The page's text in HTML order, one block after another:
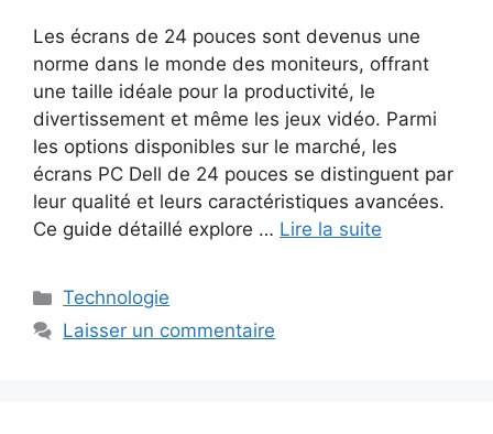
Les écrans de 24 pouces sont devenus une
norme dans le monde des moniteurs, offrant
une taille idéale pour la productivité, le
divertissement et même les jeux vidéo. Parmi
les options disponibles sur le marché, les
écrans PC Dell de 24 pouces se distinguent par
leur qualité et leurs caractéristiques avancées.
Ce guide détaillé explore … Lire la suite
Catégories
Technologie
Laisser un commentaire